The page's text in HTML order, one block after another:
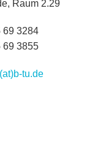
Raum 2.29
69 3284
69 3855
tu.de